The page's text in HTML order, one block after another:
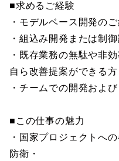
■求めるご経験
・モデルベース開発の
・組込み開発または制
・既存業務の無駄や非効
自ら改善提案ができる方
・チームでの開発およ
■この仕事の魅力
・国家プロジェクトへ
防衛・